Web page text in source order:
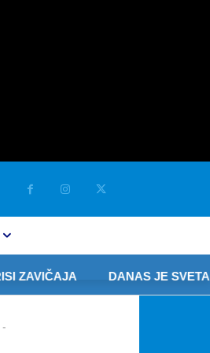
ZAVIČAJA
DANAS JE SVETA
-